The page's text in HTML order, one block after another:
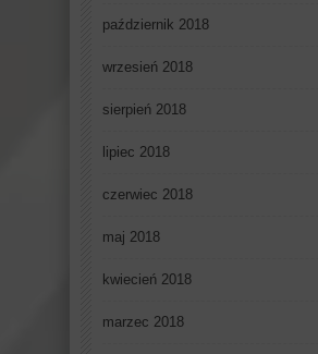
październik 2018
wrzesień 2018
sierpień 2018
lipiec 2018
czerwiec 2018
maj 2018
kwiecień 2018
marzec 2018